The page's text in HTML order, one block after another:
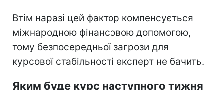
Втім наразі цей фактор компенсується
міжнародною фінансовою допомогою,
тому безпосередньої загрози для
курсової стабільності експерт не бачить.
Яким буде курс наступного тижня